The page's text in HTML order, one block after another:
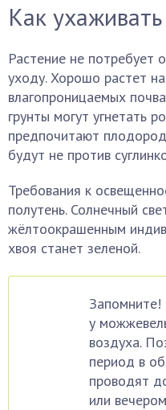
Как ухаживать
Растение не потребует
уходу. Хорошо растет
влагопроницаемых
грунты могут угнетать
предпочитают
будут не против
Требования к
полутень. Солнечный
жёлтоокрашенным
хвоя станет зеленой.
у
воздуха.
период в
проводят
или